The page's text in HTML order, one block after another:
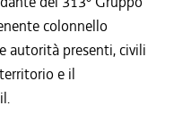
colonnello
autorità presenti, civili
e il